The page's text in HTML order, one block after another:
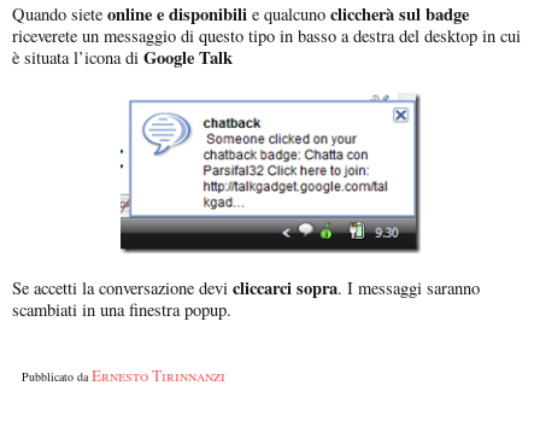
Quando siete online e disponibili e qualcuno cliccherà sul badge
riceverete un messaggio di questo tipo in basso a destra del desktop in cui
è situata l’icona di Google Talk
Se accetti la conversazione devi cliccarci sopra. I messaggi saranno
scambiati in una finestra popup.
Pubblicato da Ernesto Tirinnanzi